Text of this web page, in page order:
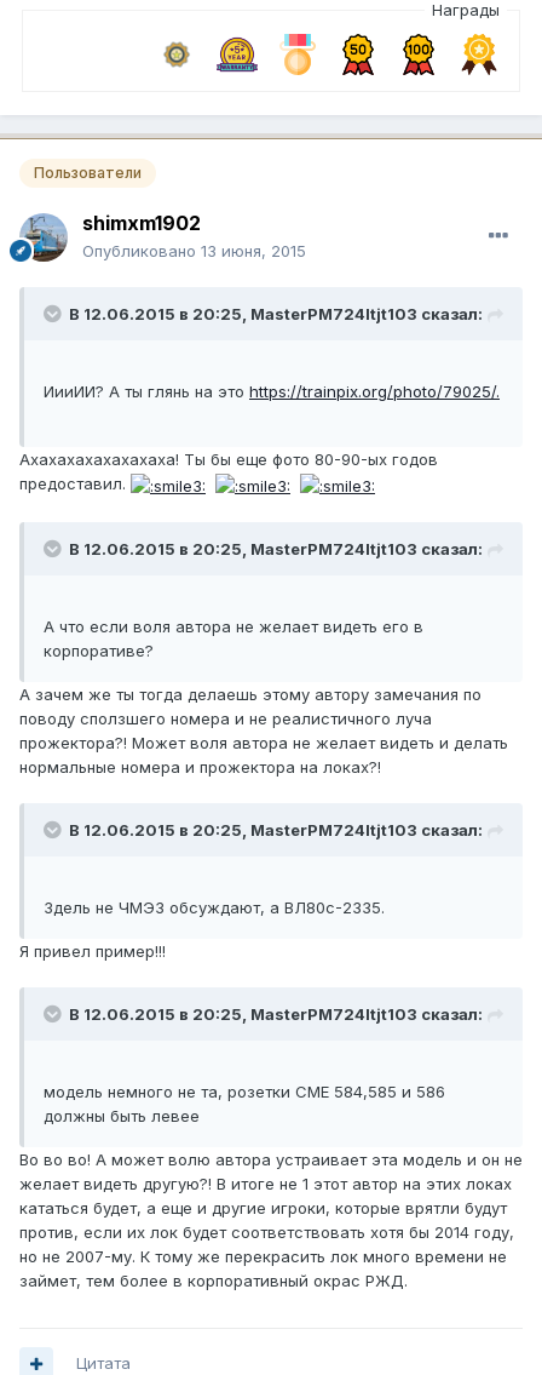
Награды
Пользователи
shimxm1902
Опубликовано 13 июня, 2015
В 12.06.2015 в 20:25, MasterPM724ltjt103 сказал:
ИииИИ? А ты глянь на это https://trainpix.org/photo/79025/.
Ахахахахахахахаха! Ты бы еще фото 80-90-ых годов
предоставил.
В 12.06.2015 в 20:25, MasterPM724ltjt103 сказал:
А что если воля автора не желает видеть его в
корпоративе?
А зачем же ты тогда делаешь этому автору замечания по
поводу сползшего номера и не реалистичного луча
прожектора?! Может воля автора не желает видеть и делать
нормальные номера и прожектора на локах?!
В 12.06.2015 в 20:25, MasterPM724ltjt103 сказал:
Здель не ЧМЭ3 обсуждают, а ВЛ80с-2335.
Я привел пример!!!
В 12.06.2015 в 20:25, MasterPM724ltjt103 сказал:
модель немного не та, розетки СМЕ 584,585 и 586
должны быть левее
Во во во! А может волю автора устраивает эта модель и он не
желает видеть другую?! В итоге не 1 этот автор на этих локах
кататься будет, а еще и другие игроки, которые врятли будут
против, если их лок будет соответствовать хотя бы 2014 году,
но не 2007-му. К тому же перекрасить лок много времени не
займет, тем более в корпоративный окрас РЖД.
Цитата